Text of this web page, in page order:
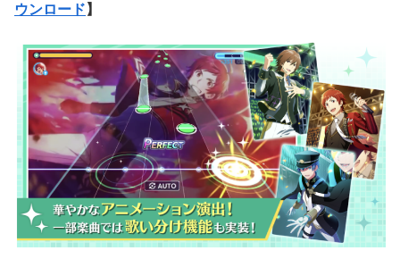
ウンロード 】